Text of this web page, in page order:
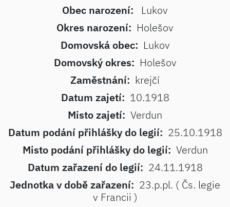
Obec narození:
Lukov
Okres narození: Holešov
Domovská obec: Lukov
Domovský okres: Holešov
Zaměstnání: krejčí
Datum zajetí: 10.1918
Misto zajetí: Verdun
Datum podání přihlášky do legií: 25.10.1918
Misto podání přihlášky do legií: Verdun
Datum zařazení do legií: 24.11.1918
Jednotka v době zařazení: 23.p.pl. ( Čs. legie
v Francii )